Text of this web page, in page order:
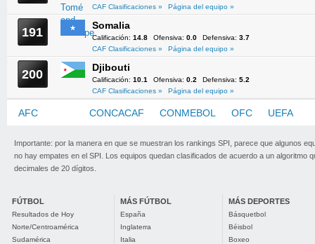
CAF Clasificaciones »
Página del equipo »
191 Somalia
Calificación: 14.8 Ofensiva: 0.0 Defensiva: 3.7
CAF Clasificaciones »
Página del equipo »
200 Djibouti
Calificación: 10.1 Ofensiva: 0.2 Defensiva: 5.2
CAF Clasificaciones »
Página del equipo »
AFC CONCACAF CONMEBOL OFC UEFA
Importante: por la manera en que se muestran los rankings SPI, parece que algunos
no hay empates en el SPI. Los equipos quedan clasificados de acuerdo a un algoritmo
decimales de 20 dígitos.
FÚTBOL
Resultados de Hoy
Norte/Centroamérica
Sudamérica
MÁS FÚTBOL
España
Inglaterra
Italia
MÁS DEPORTES
Básquetbol
Béisbol
Boxeo